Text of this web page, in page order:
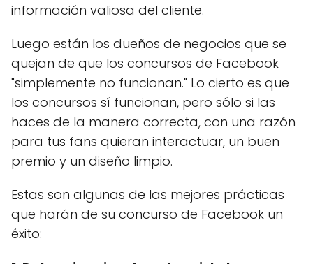
información valiosa del cliente.
Luego están los dueños de negocios que se
quejan de que los concursos de Facebook
"simplemente no funcionan." Lo cierto es que
los concursos sí funcionan, pero sólo si las
haces de la manera correcta, con una razón
para tus fans quieran interactuar, un buen
premio y un diseño limpio.
Estas son algunas de las mejores prácticas
que harán de su concurso de Facebook un
éxito: